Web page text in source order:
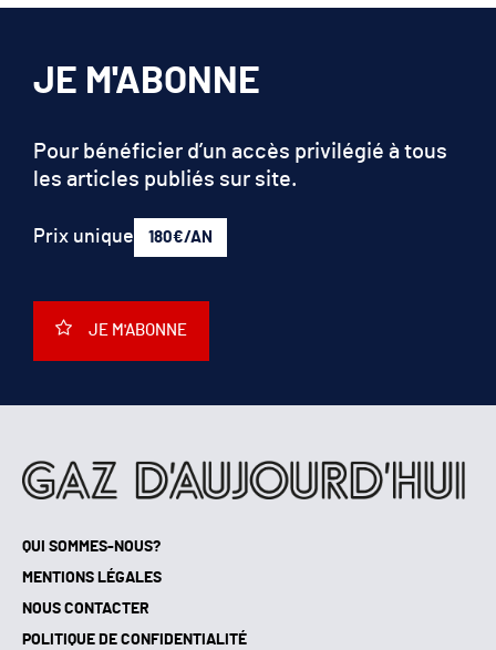
QUI SOMMES-NOUS?
MENTIONS LÉGALES
NOUS CONTACTER
POLITIQUE DE CONFIDENTIALITÉ
JE M'ABONNE
Pour bénéficier d’un accès privilégié à tous
les articles publiés sur site.
Prix unique 180€/AN
JE M'ABONNE